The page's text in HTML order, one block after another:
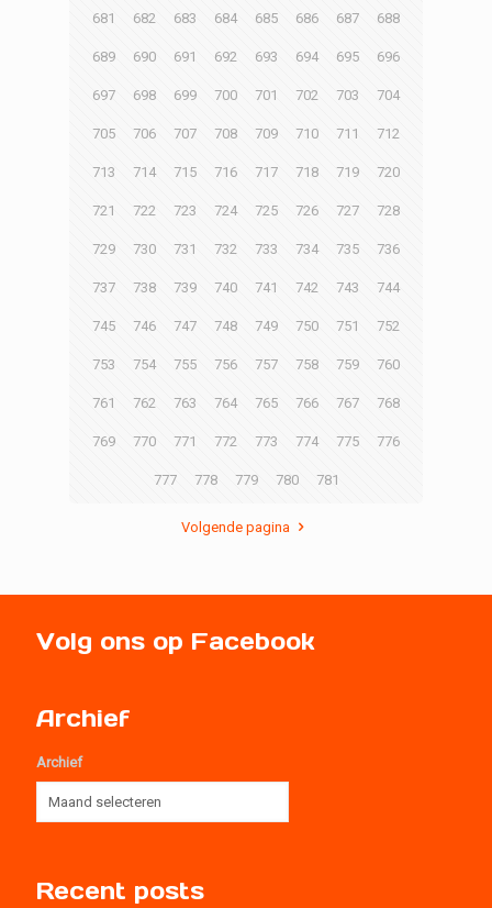
681 682 683 684 685 686 687 688
689 690 691 692 693 694 695 696
697 698 699 700 701 702 703 704
705 706 707 708 709 710 711 712
713 714 715 716 717 718 719 720
721 722 723 724 725 726 727 728
729 730 731 732 733 734 735 736
737 738 739 740 741 742 743 744
745 746 747 748 749 750 751 752
753 754 755 756 757 758 759 760
761 762 763 764 765 766 767 768
769 770 771 772 773 774 775 776
777 778 779 780 781
Volgende pagina
Volg ons op Facebook
Archief
Archief
Recent posts